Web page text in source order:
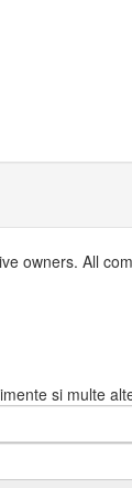
owners. All
si multe